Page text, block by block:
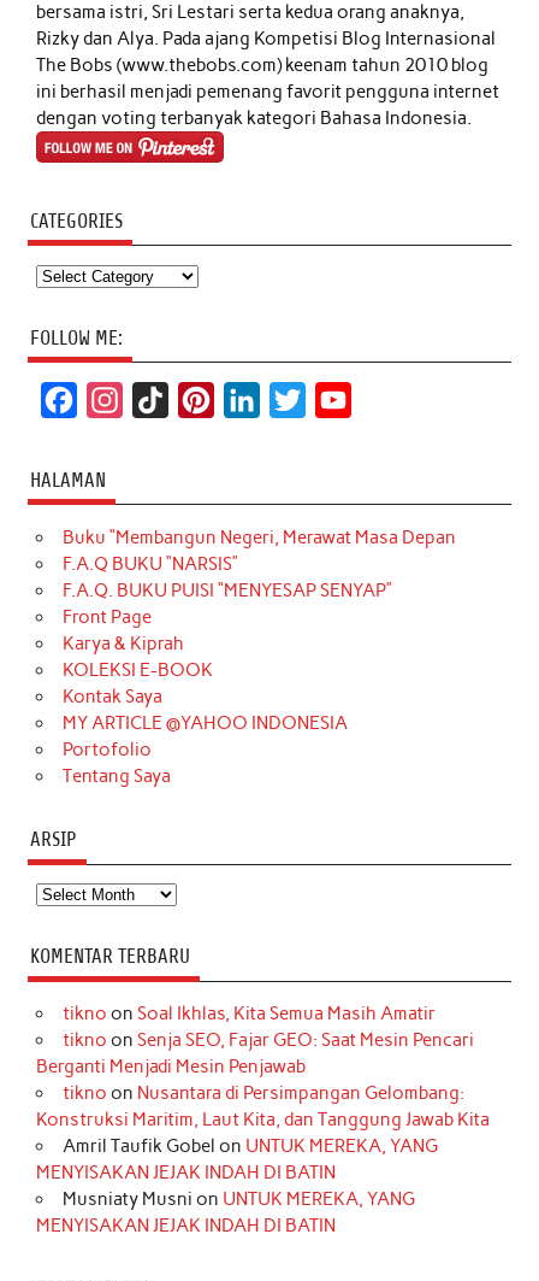
bersama istri, Sri Lestari serta kedua orang anaknya,
Rizky dan Alya. Pada ajang Kompetisi Blog Internasional
The Bobs (www.thebobs.com) keenam tahun 2010 blog
ini berhasil menjadi pemenang favorit pengguna internet
dengan voting terbanyak kategori Bahasa Indonesia.
CATEGORIES
Categories
FOLLOW ME:
c
e
b
o
o
k
t
a
g
r
a
m
T
o
k
t
e
r
k
e
d
t
t
e
T
u
b
HALAMAN
Buku “Membangun Negeri, Merawat Masa Depan
F.A.Q BUKU “NARSIS”
F.A.Q. BUKU PUISI “MENYESAP SENYAP”
Front Page
Karya & Kiprah
KOLEKSI E-BOOK
Kontak Saya
MY ARTICLE @YAHOO INDONESIA
Portofolio
Tentang Saya
ARSIP
Arsip
KOMENTAR TERBARU
tikno on Soal Ikhlas, Kita Semua Masih Amatir
tikno on Senja SEO, Fajar GEO: Saat Mesin Pencari
Berganti Menjadi Mesin Penjawab
tikno on Nusantara di Persimpangan Gelombang:
Konstruksi Maritim, Laut Kita, dan Tanggung Jawab Kita
Amril Taufik Gobel on UNTUK MEREKA, YANG
MENYISAKAN JEJAK INDAH DI BATIN
Musniaty Musni on UNTUK MEREKA, YANG
MENYISAKAN JEJAK INDAH DI BATIN